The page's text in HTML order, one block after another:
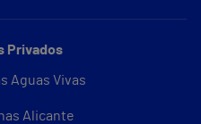
Privados
Aguas Vivas
Alicante